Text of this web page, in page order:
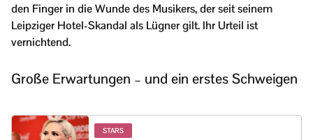
den Finger in die Wunde des Musikers, der seit seinem
Leipziger Hotel-Skandal als Lügner gilt. Ihr Urteil ist
vernichtend.
Große Erwartungen – und ein erstes Schweigen
STARS